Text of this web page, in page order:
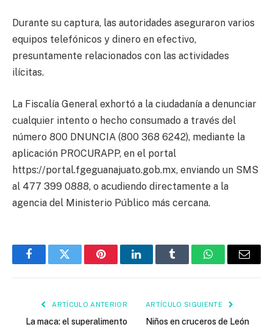
Durante su captura, las autoridades aseguraron varios
equipos telefónicos y dinero en efectivo,
presuntamente relacionados con las actividades
ilícitas.
La Fiscalía General exhortó a la ciudadanía a denunciar
cualquier intento o hecho consumado a través del
número 800 DNUNCIA (800 368 6242), mediante la
aplicación PROCURAPP, en el portal
https://portal.fgeguanajuato.gob.mx, enviando un SMS
al 477 399 0888, o acudiendo directamente a la
agencia del Ministerio Público más cercana.
FacebookTwitter PinterestLinkedInTumblr WhatsAppEmail
ARTÍCULO ANTERIOR
La maca: el superalimento
ARTÍCULO SIGUIENTE
Niños en cruceros de León